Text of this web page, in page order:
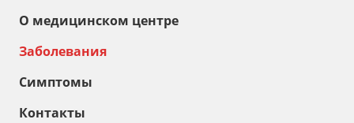
О медицинском центре
Заболевания
Симптомы
Контакты